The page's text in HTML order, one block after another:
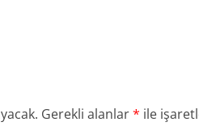
Gerekli alanlar* ile